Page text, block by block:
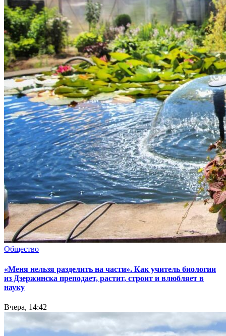
Общество
«Меня нельзя разделить на части». Как учитель биологии
из Дзержинска преподает, растит, строит и влюбляет в
науку
Вчера, 14:42